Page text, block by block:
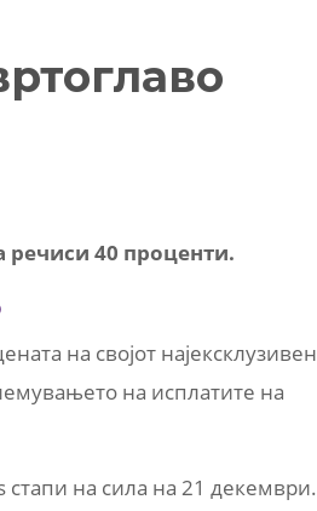
речиси 40 проценти.
на својот најексклузивен
на исплатите на
на сила на 21 декември.